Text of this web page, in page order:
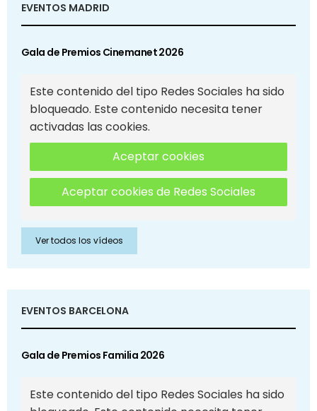
EVENTOS MADRID
Gala de Premios Cinemanet 2026
Este contenido del tipo Redes Sociales ha sido
bloqueado. Este contenido necesita tener
activadas las cookies.
Aceptar cookies
Aceptar cookies de Redes Sociales
Ver todos los vídeos
EVENTOS BARCELONA
Gala de Premios Familia 2026
Este contenido del tipo Redes Sociales ha sido